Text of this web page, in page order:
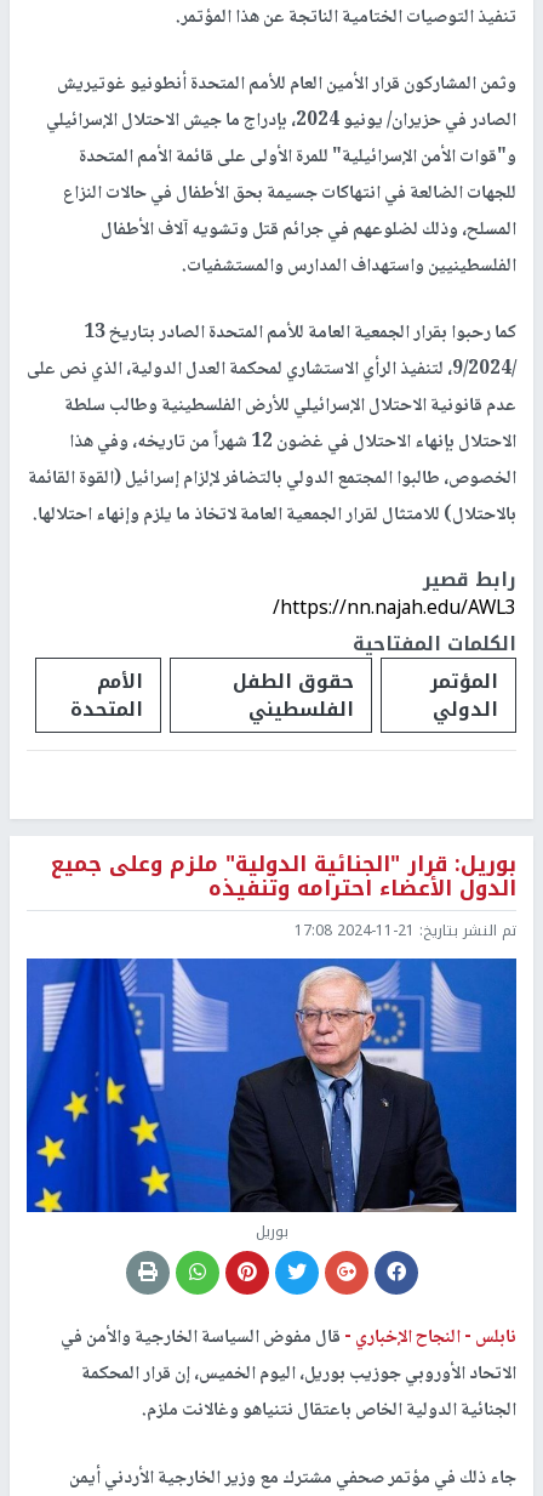
تنفيذ التوصيات الختامية الناتجة عن هذا المؤتمر.
وثمن المشاركون قرار الأمين العام للأمم المتحدة أنطونيو غوتيريش
الصادر في حزيران/ يونيو 2024، بإدراج ما جيش الاحتلال الإسرائيلي
و"قوات الأمن الإسرائيلية" للمرة الأولى على قائمة الأمم المتحدة
للجهات الضالعة في انتهاكات جسيمة بحق الأطفال في حالات النزاع
المسلح، وذلك لضلوعهم في جرائم قتل وتشويه آلاف الأطفال
الفلسطينيين واستهداف المدارس والمستشفيات.
كما رحبوا بقرار الجمعية العامة للأمم المتحدة الصادر بتاريخ 13
/9/2024، لتنفيذ الرأي الاستشاري لمحكمة العدل الدولية، الذي نص على
عدم قانونية الاحتلال الإسرائيلي للأرض الفلسطينية وطالب سلطة
الاحتلال بإنهاء الاحتلال في غضون 12 شهراً من تاريخه، وفي هذا
الخصوص، طالبوا المجتمع الدولي بالتضافر لإلزام إسرائيل (القوة القائمة
بالاحتلال) للامتثال لقرار الجمعية العامة لاتخاذ ما يلزم وإنهاء احتلالها.
رابط قصير
https://nn.najah.edu/AWL3/
الكلمات المفتاحية
المؤتمر
الدولي
حقوق الطفل
الفلسطيني
الأمم
المتحدة
بوريل: قرار "الجنائية الدولية" ملزم وعلى جميع
الدول الأعضاء احترامه وتنفيذه
تم النشر بتاريخ: 2024-11-21 17:08
بوريل
نابلس -النجاح الإخباري -قال مفوض السياسة الخارجية والأمن في
الاتحاد الأوروبي جوزيب بوريل، اليوم الخميس، إن قرار المحكمة
الجنائية الدولية الخاص باعتقال نتنياهو وغالانت ملزم.
جاء ذلك في مؤتمر صحفي مشترك مع وزير الخارجية الأردني أيمن